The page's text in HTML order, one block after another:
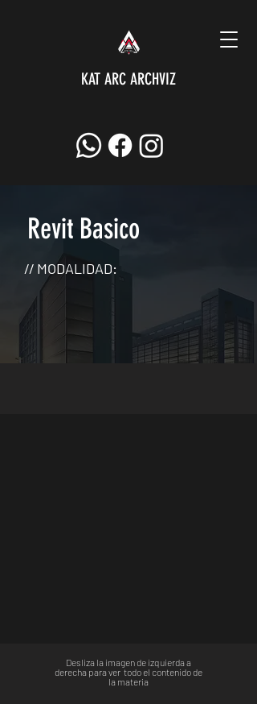
KAT ARC ARCHVIZ
Revit Basico
// MODALIDAD:
Desliza la imagen de izquierda a
derecha para ver todo el contenido de
la materia